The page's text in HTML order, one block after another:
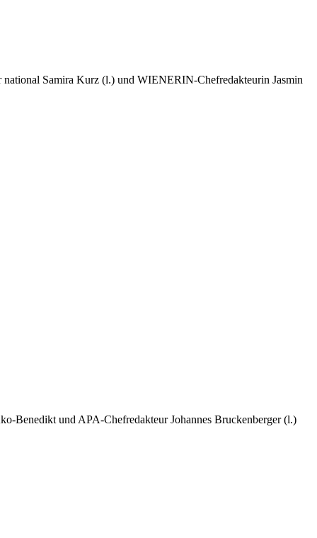
Samira Kurz (l.) und WIENERIN-Chefredakteurin Jasmin
Benedikt und APA-Chefredakteur Johannes Bruckenberger (l.)